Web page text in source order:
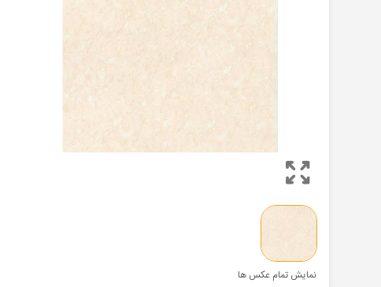
نمایش تمام عکس ها